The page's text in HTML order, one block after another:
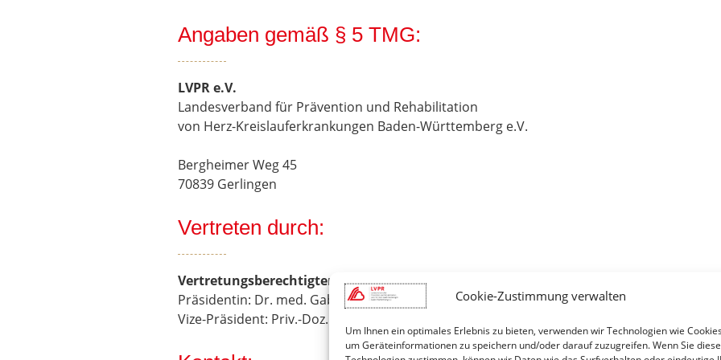
Cookie-Zustimmung verwalten
Um Ihnen ein optimales Erlebnis zu bieten, verwenden wir Technologien wie
um Geräteinformationen zu speichern und/oder darauf zuzugreifen. Wenn Sie
Angaben gemäß § 5 TMG:
LVPR e.V.
Landesverband für Prävention und Rehabilitation
von Herz-Kreislauferkrankungen Baden-Württemberg e.V.
Bergheimer Weg 45
70839 Gerlingen
Vertreten durch:
Vertretungsberechtigter Vorstand
Präsidentin: Dr. med. Gabriele Wehr (Anschrift wie oben)
Vize-Präsident: Priv.-Doz. Prof. Dr. med. Roman Laszlo (Anschrift wie oben)